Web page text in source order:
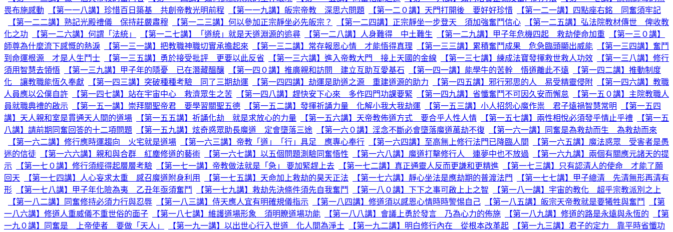
畏布施感動
【第一一八講】珍惜百日築基 共創帝教光明前程 【第一一九講】皈宗帝教 深思六問題 【第一二０講】天門打開後 要好好珍惜
【第一二一講】四點座右銘 同奮須牢記
【第一二二講】熟記光殿禮儀 保持莊嚴肅穆
【第一二三講】何以參加正宗靜坐必先皈宗？ 【第一二四講】正宗靜坐一步登天 須加強奮鬥信心
【第一二五講】弘法院教材傳世 俾收教
化之功
【第一二六講】何謂「法統」 【第一二七講】「道統」就是天道淵源的追尋 【第一二八講】人身難得 中土難生 【第一二九講】甲子年危機四起 救劫使命加重
【第一三０講】
師尊為什麼流下感慨的熱淚
【第一三一講】把教職神職切實承擔起來 【第一三二講】常存報恩心情 才能悟得真理 【第一三三講】累積奮鬥成果 危急臨頭顯出威能
【第一三四講】奮鬥
到命運根源 才是人生鬥士
【第一三五講】勇於接受批評 更要以此反省 【第一三六講】進入帝教大門 接上天國的金線 【第一三七講】練成法寶發揮救世救人功效
【第一三八講】修行
須用智慧去領悟
【第一三九講】甲子年的隱憂 已在潛藏醞釀 【第一四０講】推廣親和訪問 建立互助互愛基石 【第一四一講】能學牛的苦幹 悟道離此不遠
【第一四二講】推動制度
化 讓教職能恆久奉獻
【第一四三講】突破種種考驗 同了三期劫運 【第一四四講】劫運是助道之源 重建道源的助力 【第一四五講】邪行邪思的人 易受精靈侵附
【第一四六講】教職
人員應以公僕自許
【第一四七講】站在宇宙中心 救濟眾生之苦 【第一四八講】趕快安下心來 多作四門功課要緊 【第一四九講】省懺奮鬥不可因久安而懈怠
【第一五０講】主院教職人
員就職典禮的啟示
【第一五一講】崇拜關聖帝君 要學習關聖五德 【第一五二講】發揮祈誦力量 化解小我大我劫運 【第一五三講】小人招怨心魔作祟 君子遠禍智慧常明
【第一五四
講】天人親和室是貫通天人間的道場
【第一五五講】祈誦化劫 就是求放心的力量 【第一五六講】天帝教佈道方式 要合乎人性人情 【第一五七講】兩性相悅必須發乎情止乎禮
【第一五
八講】請前期同奮回答的十二項問題
【第一五九講】炫奇惑眾助長魔道 定會墮落三途 【第一六０講】淫念不斷必會墮落魔道萬劫不復
【第一六一講】同奮是為救劫而生 為救劫而來
【第一六二講】修行應時運趨向 火宅就是道場
【第一六三講】帝教「道」「行」具足 應專心奉行 【第一六四講】至高無上修行法門已降臨人間
【第一六五講】魔法惑眾 受害者是愚
迷的信徒
【第一六六講】親和與合群 紅塵修道的藝術 【第一六七講】以五個問題測驗同奮悟性 【第一六八講】魔道打擊修行人 連夢中也不放過
【第一六九講】兩個有關應元諸天的提
示
【第一七０講】修行須經得起層層考驗 【第一七一講】帝教做法就是「急」 要加緊趕上去 【第一七二講】真正通靈人反而更謙和更精進
【第一七三講】只有認清人的使命 才能了願
回天
【第一七四講】人心妄求太重 感召魔道附身利用 【第一七五講】天命加上救劫的昊天正法 【第一七六講】靜心坐法是應劫期的普渡法門
【第一七七講】甲子總清 先清無形再清有
形
【第一七八講】甲子年化險為夷 乙丑年亟須奮鬥 【第一七九講】救劫先決條件須先自我奮鬥 【第一八０講】下下之事可啟上上之智
【第一八一講】宇宙的教化 超乎宗教派別之上
【第一八二講】同奮修持必須力行與忍辱
【第一八三講】侍天應人宜有明確規儀指示 【第一八四講】修道須以感恩心情時時警惕自己 【第一八五講】皈宗天帝教就是要犧牲與奮鬥
【第
一八六講】修道人重威儀不重世俗的面子
【第一八七講】維護道場形象 須明瞭道場功能 【第一八八講】會議上勇於發言 乃為心力的佈施 【第一八九講】修道的路是永遠與永恆的
【第
一九０講】同奮是 上帝使者 要做「天人」
【第一九一講】以出世心行入世道 化人間為淨土 【第一九二講】明白修行內在 從根本改革起
【第一九三講】君子的定力 靠平時省懺功